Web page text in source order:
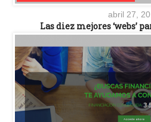
abril 27,
Las diez mejores ‘webs’